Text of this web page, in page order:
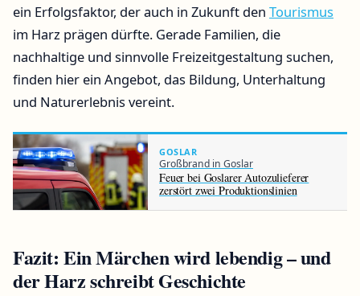
ein Erfolgsfaktor, der auch in Zukunft den Tourismus
im Harz prägen dürfte. Gerade Familien, die
nachhaltige und sinnvolle Freizeitgestaltung suchen,
finden hier ein Angebot, das Bildung, Unterhaltung
und Naturerlebnis vereint.
GOSLAR
Großbrand in Goslar
Feuer bei Goslarer Autozulieferer
zerstört zwei Produktionslinien
Fazit: Ein Märchen wird lebendig – und
der Harz schreibt Geschichte